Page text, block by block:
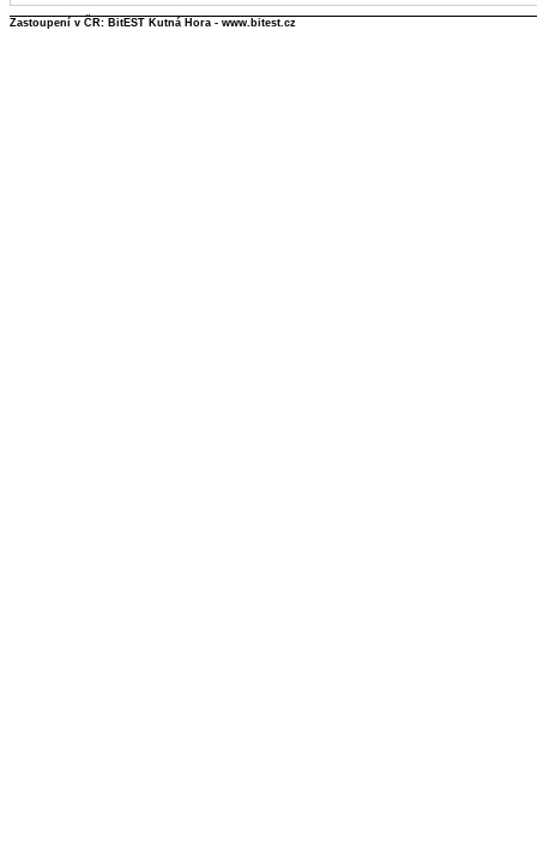
Zastoupení v ČR: BitEST Kutná Hora - www.bitest.cz